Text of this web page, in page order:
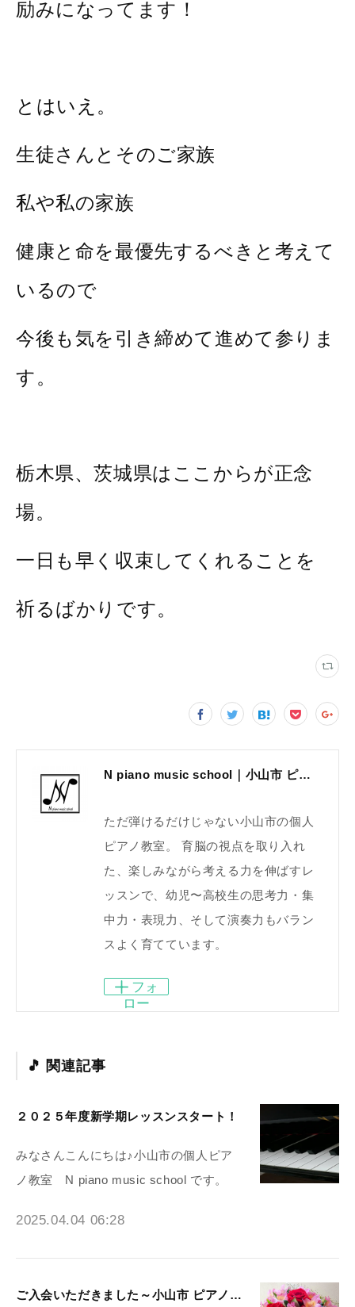
励みになってます！
とはいえ。
生徒さんとそのご家族
私や私の家族
健康と命を最優先するべきと考えて
いるので
今後も気を引き締めて進めて参りま
す。
栃木県、茨城県はここからが正念
場。
一日も早く収束してくれることを
祈るばかりです。
N piano music school｜小山市 ピアノ教室｜考える力・集中力を育てる個人レッスン｜2025年体験レッスン受付中
ただ弾けるだけじゃない小山市の個人
ピアノ教室。 育脳の視点を取り入れ
た、楽しみながら考える力を伸ばすレ
ッスンで、幼児〜高校生の思考力・集
中力・表現力、そして演奏力もバラン
スよく育てています。
フォ
ロー
関連記事
２０２５年度新学期レッスンスタート！
みなさんこんにちは♪小山市の個人ピア
ノ教室 N piano music school です。
2025.04.04 06:28
ご入会いただきました～小山市 ピアノ教室N piano music school